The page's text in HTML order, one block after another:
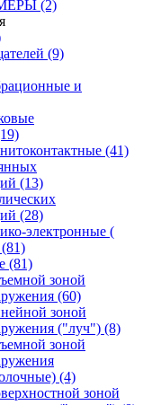
(2)
(9)
и
(41)
(13)
(28)
электронные (
(81)
(81)
зоной
(60)
зоной
("луч") (8)
зоной
(4)
зоной